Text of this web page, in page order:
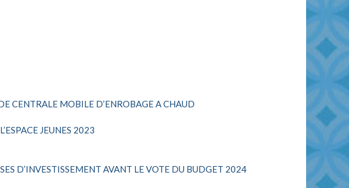
CENTRALE MOBILE D’ENROBAGE A CHAUD
JEUNES 2023
D’INVESTISSEMENT AVANT LE VOTE DU BUDGET 2024